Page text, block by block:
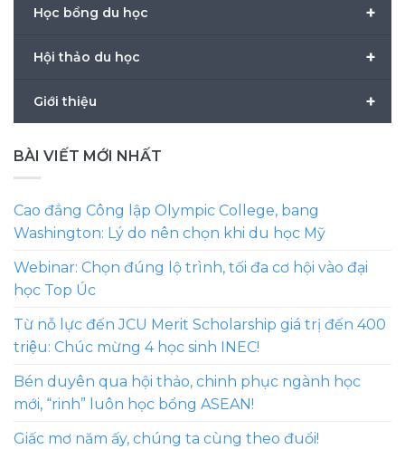
+
Học bổng du học
+
Hội thảo du học
+
Giới thiệu
BÀI VIẾT MỚI NHẤT
Cao đẳng Công lập Olympic College, bang
Washington: Lý do nên chọn khi du học Mỹ
Webinar: Chọn đúng lộ trình, tối đa cơ hội vào đại
học Top Úc
Từ nỗ lực đến JCU Merit Scholarship giá trị đến 400
triệu: Chúc mừng 4 học sinh INEC!
Bén duyên qua hội thảo, chinh phục ngành học
mới, “rinh” luôn học bổng ASEAN!
Giấc mơ năm ấy, chúng ta cùng theo đuổi!